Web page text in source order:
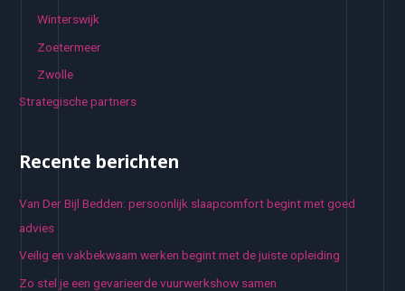
Winterswijk
Zoetermeer
Zwolle
Strategische partners
Recente berichten
Van Der Bijl Bedden: persoonlijk slaapcomfort begint met goed
advies
Veilig en vakbekwaam werken begint met de juiste opleiding
Zo stel je een gevarieerde vuurwerkshow samen